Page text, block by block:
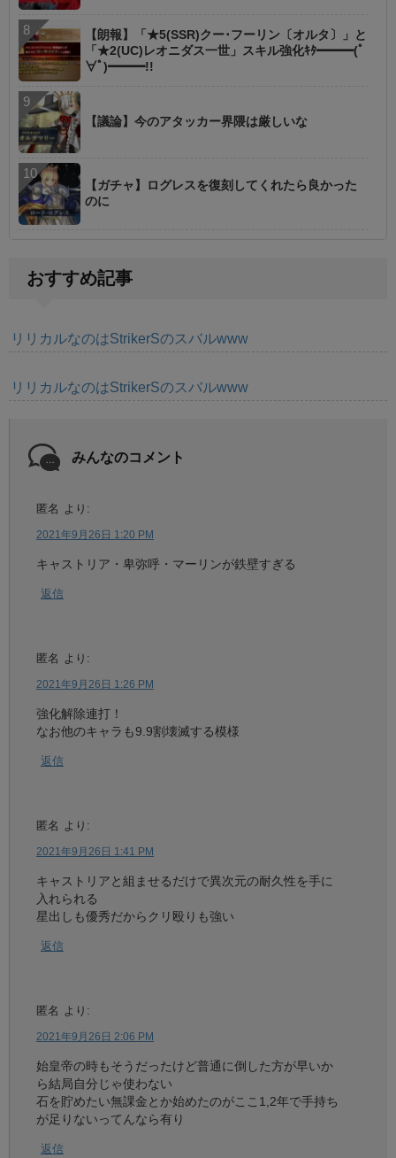
【朗報】「★5(SSR)クー･フーリン〔オルタ〕」と
「★2(UC)レオニダス一世」スキル強化ｷﾀ━━━(ﾟ
∀ﾟ)━━━!!
【議論】今のアタッカー界隈は厳しいな
【ガチャ】ログレスを復刻してくれたら良かった
のに
おすすめ記事
リリカルなのはStrikerSのスバルwww
リリカルなのはStrikerSのスバルwww
みんなのコメント
匿名 より:
2021年9月26日 1:20 PM
キャストリア・卑弥呼・マーリンが鉄壁すぎる
返信
匿名 より:
2021年9月26日 1:26 PM
強化解除連打！
なお他のキャラも9.9割壊滅する模様
返信
匿名 より:
2021年9月26日 1:41 PM
キャストリアと組ませるだけで異次元の耐久性を手に
入れられる
星出しも優秀だからクリ殴りも強い
返信
匿名 より:
2021年9月26日 2:06 PM
始皇帝の時もそうだったけど普通に倒した方が早いか
ら結局自分じゃ使わない
石を貯めたい無課金とか始めたのがここ1,2年で手持ち
が足りないってんなら有り
返信